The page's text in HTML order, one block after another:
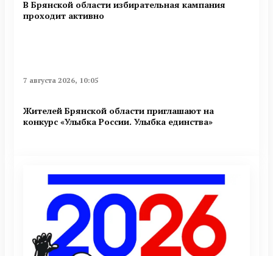
В Брянской области избирательная кампания
проходит активно
7 августа 2026, 10:05
Жителей Брянской области приглашают на
конкурс «Улыбка России. Улыбка единства»